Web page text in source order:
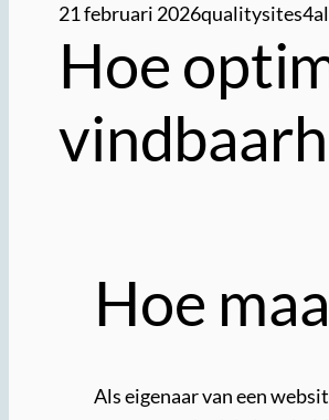
21 februari 2026
Hoe
Hoe
Als eigenaar van een